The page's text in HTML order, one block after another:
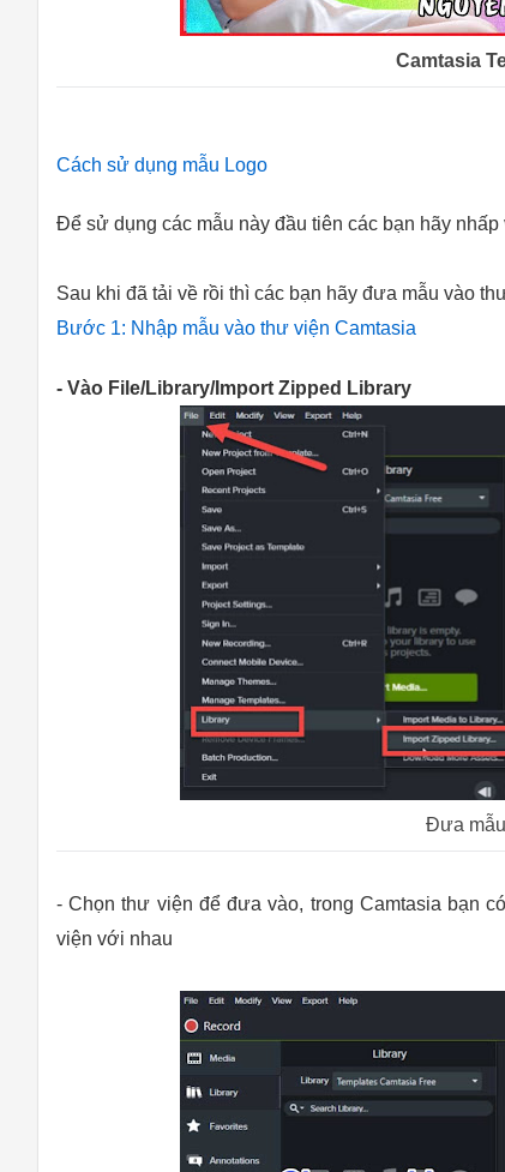
Camtasia
Cách sử dụng mẫu Logo
Để sử dụng các mẫu này đầu tiên các bạn hãy
Sau khi đã tải về rồi thì các bạn hãy đưa mẫu vào
Bước 1: Nhập mẫu vào thư viện Camtasia
- Vào File/Library/Import Zipped Library
Đưa
- Chọn thư viện để đưa vào, trong Camtasia bạn
viện với nhau